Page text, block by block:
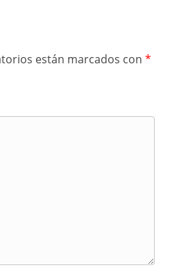
están marcados con *